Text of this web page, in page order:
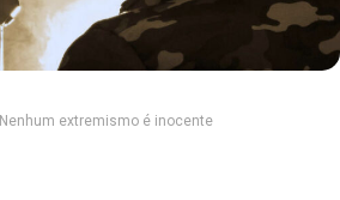
Nenhum extremismo é inocente